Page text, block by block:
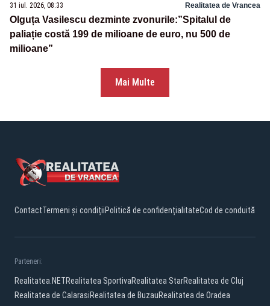
31 iul. 2026, 08:33 Realitatea de Vrancea
Olguța Vasilescu dezminte zvonurile:”Spitalul de
paliație costă 199 de milioane de euro, nu 500 de
milioane”
Mai Multe
ContactTermeni și condițiiPolitică de confidențialitateCod de conduită
Parteneri:
Realitatea.NETRealitatea SportivaRealitatea StarRealitatea de Cluj
Realitatea de CalarasiRealitatea de BuzauRealitatea de Oradea